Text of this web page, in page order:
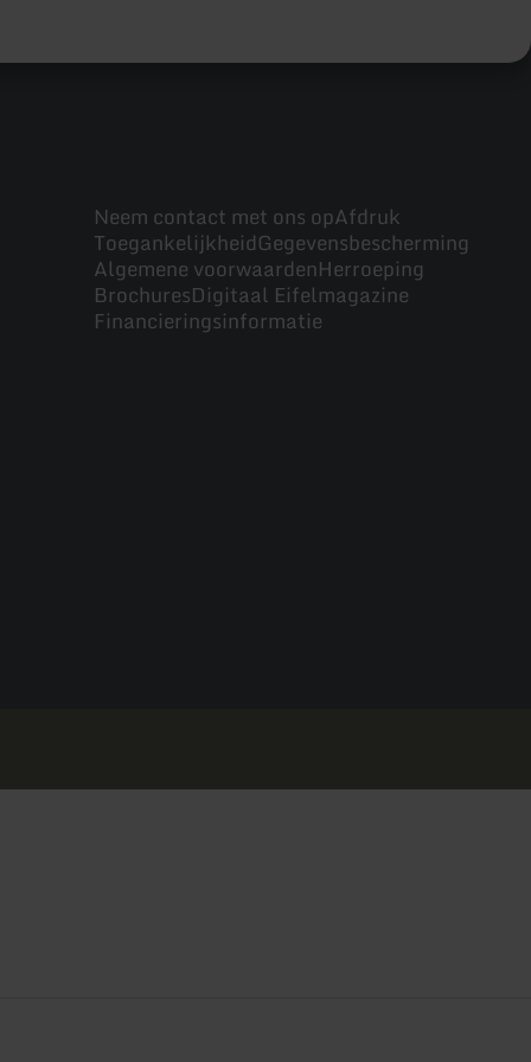
Neem contact met ons opAfdruk
ToegankelijkheidGegevensbescherming
Algemene voorwaardenHerroeping
BrochuresDigitaal Eifelmagazine
Financieringsinformatie